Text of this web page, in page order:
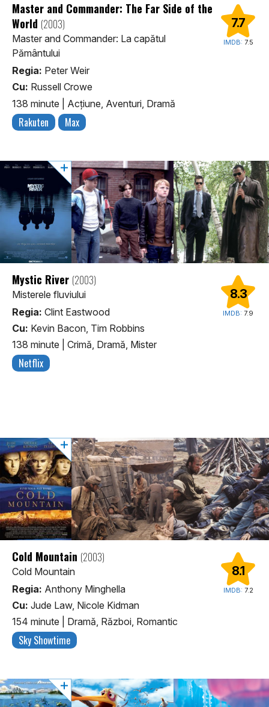
7.7
IMDB: 7.5
Master and Commander: The Far Side of the
World (2003)
Master and Commander: La capătul
Pământului
Regia: Peter Weir
Cu: Russell Crowe
138 minute
Acţiune, Aventuri, Dramă
Rakuten Max
8.3
IMDB: 7.9
Mystic River (2003)
Misterele fluviului
Regia: Clint Eastwood
Cu: Kevin Bacon, Tim Robbins
138 minute
Crimă, Dramă, Mister
Netflix
8.1
IMDB: 7.2
Cold Mountain (2003)
Cold Mountain
Regia: Anthony Minghella
Cu: Jude Law, Nicole Kidman
154 minute
Dramă, Război, Romantic
Sky Showtime